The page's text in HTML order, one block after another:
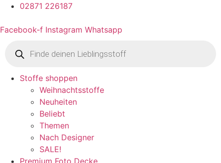
02871 226187
Facebook-f Instagram Whatsapp
search
Stoffe shoppen
Weihnachtsstoffe
Neuheiten
Beliebt
Themen
Nach Designer
SALE!
Premium Foto Decke